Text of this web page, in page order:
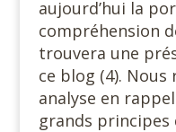
aujourd’hui la
compréhension
trouvera une
ce blog (4).
analyse en
grands principes